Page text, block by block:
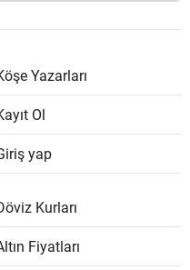
Yazarları
Ol
yap
Kurları
Fiyatları